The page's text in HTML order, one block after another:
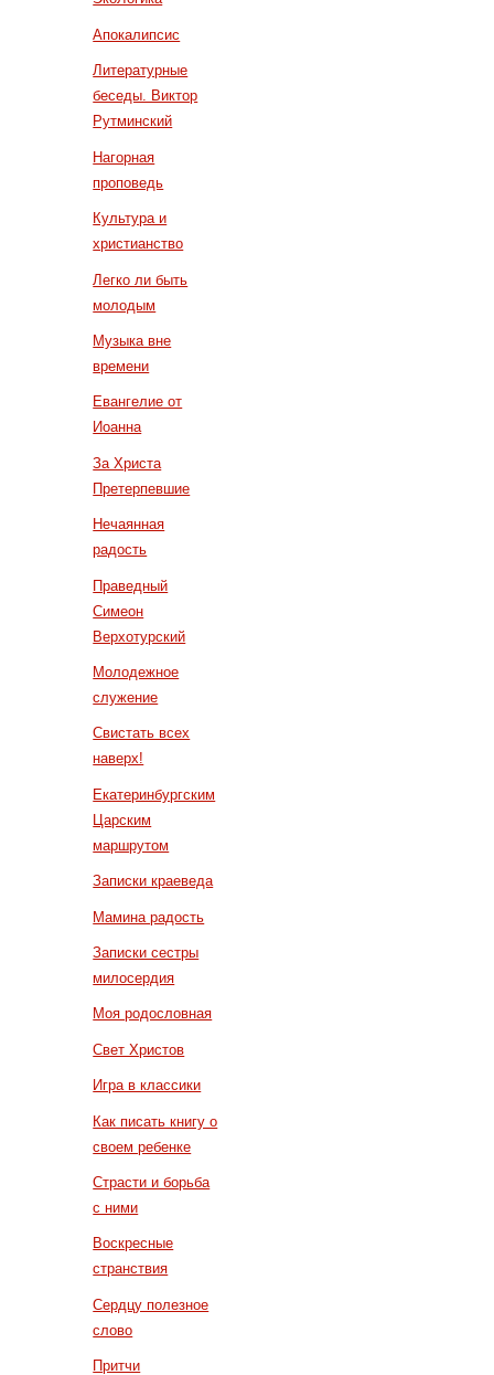
Апокалипсис
Литературные
беседы. Виктор
Рутминский
Нагорная
проповедь
Культура и
христианство
Легко ли быть
молодым
Музыка вне
времени
Евангелие от
Иоанна
За Христа
Претерпевшие
Нечаянная
радость
Праведный
Симеон
Верхотурский
Молодежное
служение
Свистать всех
наверх!
Екатеринбургским
Царским
маршрутом
Записки краеведа
Мамина радость
Записки сестры
милосердия
Моя родословная
Свет Христов
Игра в классики
Как писать книгу о
своем ребенке
Страсти и борьба
с ними
Воскресные
странствия
Сердцу полезное
слово
Притчи